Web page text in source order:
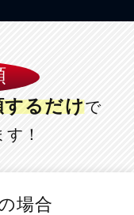
するだけで
！
場合